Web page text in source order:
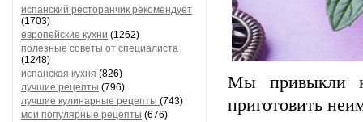
испанский ресторанчик рекомендует
(1703)
европейские кухни (1262)
полезные советы от специалиста
(1248)
испанская кухня (826)
лучшие рецепты (796)
лучшие кулинарные рецепты (743)
мои популярные рецепты (676)
Мы привыкли к
приготовить